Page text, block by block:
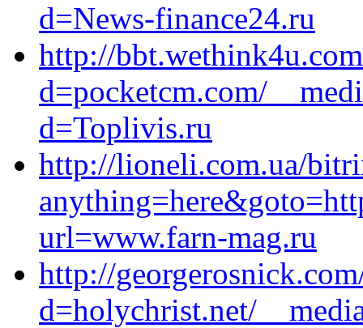
d=News-finance24.ru
http://
d=pocketcm.com/
d=Toplivis.ru
http://lioneli.com.ua/
url=www.farn-mag.ru
http://
d=holychrist.net/